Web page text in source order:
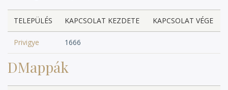
TELEPÜLÉS KAPCSOLAT KEZDETE KAPCSOLAT VÉGE
Privigye 1666
DMappák